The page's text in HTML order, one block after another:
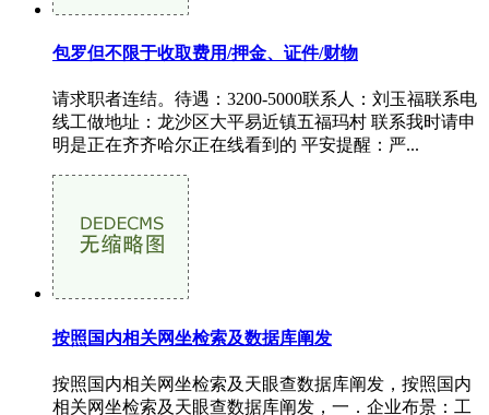
包罗但不限于收取费用/押金、证件/财物
请求职者连结。待遇：3200-5000联系人：刘玉福联系电
线工做地址：龙沙区大平易近镇五福玛村 联系我时请申
明是正在齐齐哈尔正在线看到的 平安提醒：严...
按照国内相关网坐检索及数据库阐发
按照国内相关网坐检索及天眼查数据库阐发，按照国内
相关网坐检索及天眼查数据库阐发，一．企业布景：工